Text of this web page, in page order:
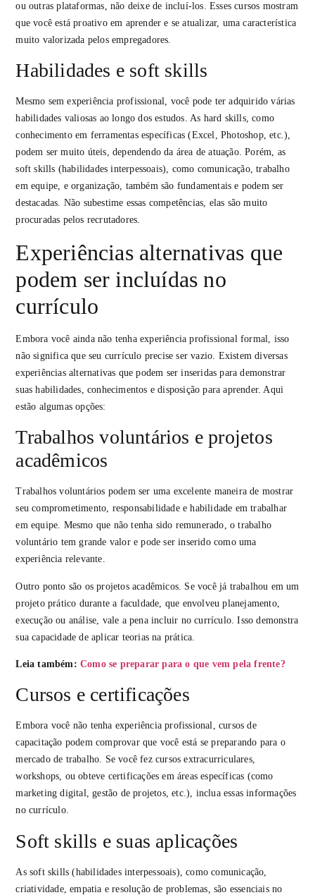
ou outras plataformas, não deixe de incluí-los. Esses cursos mostram
que você está proativo em aprender e se atualizar, uma característica
muito valorizada pelos empregadores.
Habilidades e soft skills
Mesmo sem experiência profissional, você pode ter adquirido várias
habilidades valiosas ao longo dos estudos. As hard skills, como
conhecimento em ferramentas específicas (Excel, Photoshop, etc.),
podem ser muito úteis, dependendo da área de atuação. Porém, as
soft skills (habilidades interpessoais), como comunicação, trabalho
em equipe, e organização, também são fundamentais e podem ser
destacadas. Não subestime essas competências, elas são muito
procuradas pelos recrutadores.
Experiências alternativas que
podem ser incluídas no
currículo
Embora você ainda não tenha experiência profissional formal, isso
não significa que seu currículo precise ser vazio. Existem diversas
experiências alternativas que podem ser inseridas para demonstrar
suas habilidades, conhecimentos e disposição para aprender. Aqui
estão algumas opções:
Trabalhos voluntários e projetos
acadêmicos
Trabalhos voluntários podem ser uma excelente maneira de mostrar
seu comprometimento, responsabilidade e habilidade em trabalhar
em equipe. Mesmo que não tenha sido remunerado, o trabalho
voluntário tem grande valor e pode ser inserido como uma
experiência relevante.
Outro ponto são os projetos acadêmicos. Se você já trabalhou em um
projeto prático durante a faculdade, que envolveu planejamento,
execução ou análise, vale a pena incluir no currículo. Isso demonstra
sua capacidade de aplicar teorias na prática.
Leia também:Como se preparar para o que vem pela frente?
Cursos e certificações
Embora você não tenha experiência profissional, cursos de
capacitação podem comprovar que você está se preparando para o
mercado de trabalho. Se você fez cursos extracurriculares,
workshops, ou obteve certificações em áreas específicas (como
marketing digital, gestão de projetos, etc.), inclua essas informações
no currículo.
Soft skills e suas aplicações
As soft skills (habilidades interpessoais), como comunicação,
criatividade, empatia e resolução de problemas, são essenciais no